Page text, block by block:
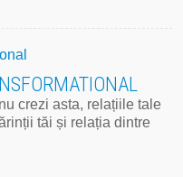
crezi asta, relațiile tale
tăi și relația dintre